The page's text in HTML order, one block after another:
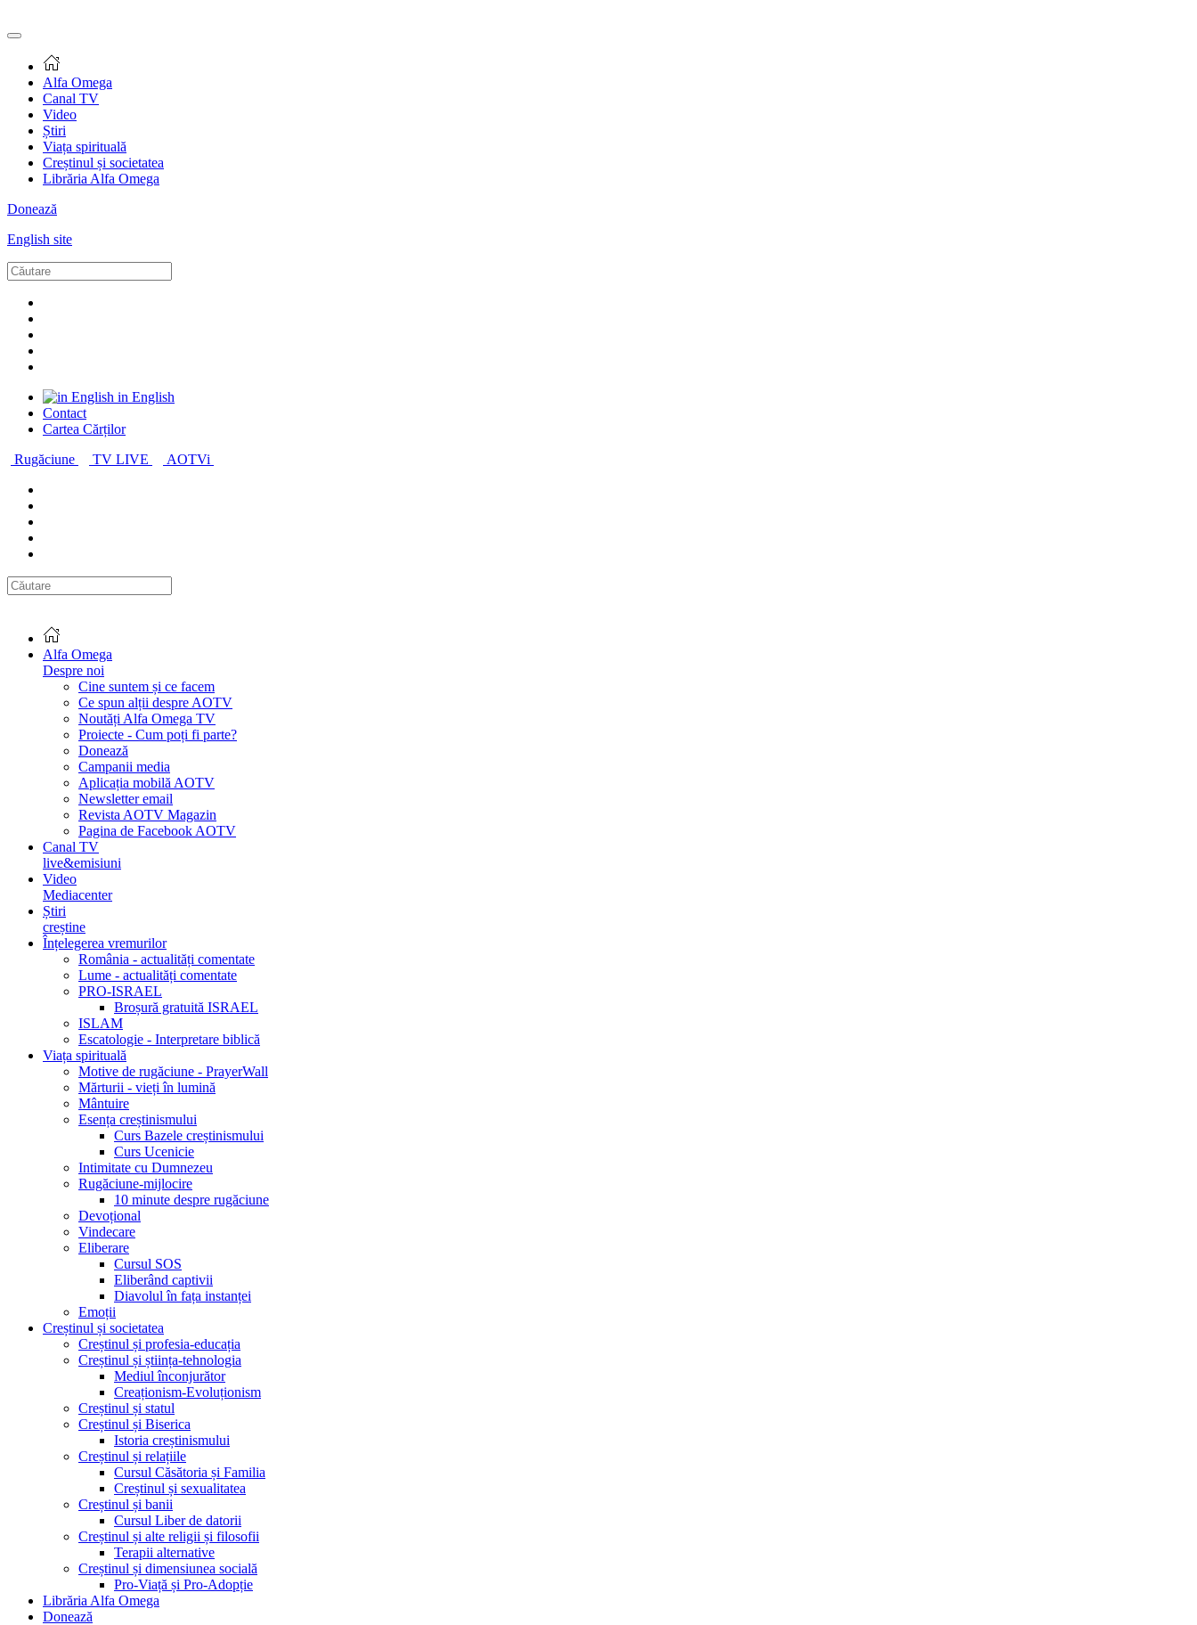
Alfa Omega
Canal TV
Video
Știri
Viața spirituală
Creștinul și societatea
Librăria Alfa Omega
Donează
English site
in English
Contact
Cartea Cărților
Rugăciune
TV LIVE AOTVi
Alfa Omega
Despre noi
Cine suntem și ce facem
Ce spun alții despre AOTV
Noutăți Alfa Omega TV
Proiecte - Cum poți fi parte?
Donează
Campanii media
Aplicația mobilă AOTV
Newsletter email
Revista AOTV Magazin
Pagina de Facebook AOTV
Canal TV
live&emisiuni
Video
Mediacenter
Știri
creștine
Înțelegerea vremurilor
România - actualități comentate
Lume - actualități comentate
PRO-ISRAEL
Broșură gratuită ISRAEL
ISLAM
Escatologie - Interpretare biblică
Viața spirituală
Motive de rugăciune - PrayerWall
Mărturii - vieți în lumină
Mântuire
Esența creștinismului
Curs Bazele creștinismului
Curs Ucenicie
Intimitate cu Dumnezeu
Rugăciune-mijlocire
10 minute despre rugăciune
Devoțional
Vindecare
Eliberare
Cursul SOS
Eliberând captivii
Diavolul în fața instanței
Emoții
Creștinul și societatea
Creștinul și profesia-educația
Creștinul și știința-tehnologia
Mediul înconjurător
Creaționism-Evoluționism
Creștinul și statul
Creștinul și Biserica
Istoria creștinismului
Creștinul și relațiile
Cursul Căsătoria și Familia
Creștinul și sexualitatea
Creștinul și banii
Cursul Liber de datorii
Creștinul și alte religii și filosofii
Terapii alternative
Creștinul și dimensiunea socială
Pro-Viață și Pro-Adopție
Librăria Alfa Omega
Donează